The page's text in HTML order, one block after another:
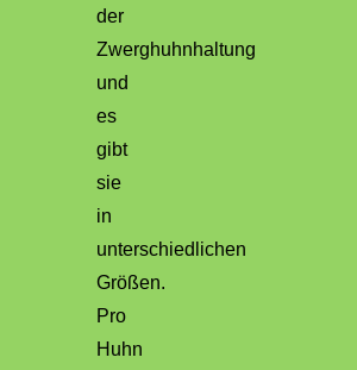
der
Zwerghuhnhaltung
und
es
gibt
sie
in
unterschiedlichen
Größen.
Pro
Huhn